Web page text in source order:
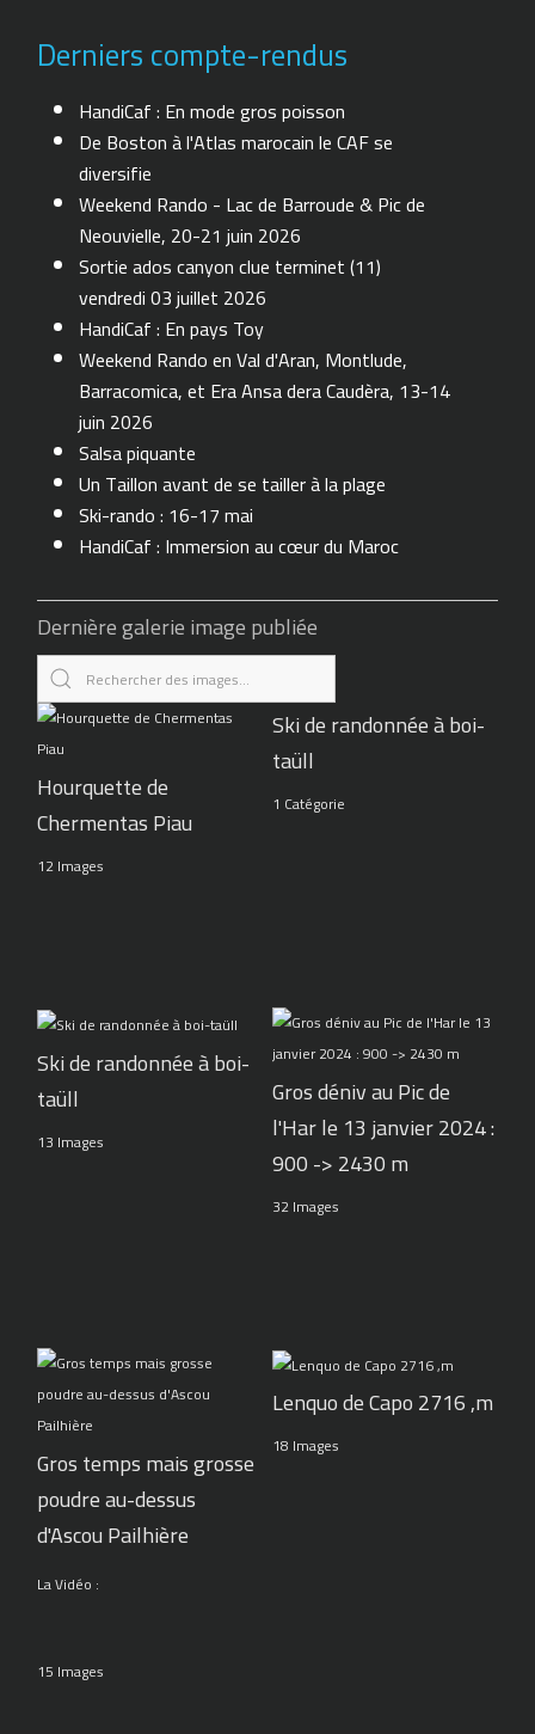
Derniers compte-rendus
HandiCaf : En mode gros poisson
De Boston à l'Atlas marocain le CAF se
diversifie
Weekend Rando - Lac de Barroude & Pic de
Neouvielle, 20-21 juin 2026
Sortie ados canyon clue terminet (11)
vendredi 03 juillet 2026
HandiCaf : En pays Toy
Weekend Rando en Val d'Aran, Montlude,
Barracomica, et Era Ansa dera Caudèra, 13-14
juin 2026
Salsa piquante
Un Taillon avant de se tailler à la plage
Ski-rando : 16-17 mai
HandiCaf : Immersion au cœur du Maroc
Dernière galerie image publiée
Hourquette de
Chermentas Piau
12 Images
Ski de randonnée à boi-
taüll
1 Catégorie
Ski de randonnée à boi-
taüll
13 Images
Gros déniv au Pic de
l'Har le 13 janvier 2024 :
900 -> 2430 m
32 Images
Gros temps mais grosse
poudre au-dessus
d'Ascou Pailhière
La Vidéo :
15 Images
Lenquo de Capo 2716 ,m
18 Images